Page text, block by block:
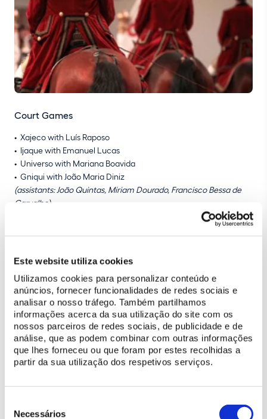
Este website utiliza cookies
Utilizamos cookies para personalizar conteúdo e
anúncios, fornecer funcionalidades de redes sociais e
analisar o nosso tráfego. Também partilhamos
informações acerca da sua utilização do site com os
nossos parceiros de redes sociais, de publicidade e de
análise, que as podem combinar com outras informações
que lhes forneceu ou que foram por estes recolhidas a
partir da sua utilização dos respetivos serviços.
Necessários
Court Games
Xajeco with Luís Raposo
Ijaque with Emanuel Lucas
Universo with Mariana Boavida
Gniqui with João Maria Diniz
(assistants: João Quintas, Miriam Dourado, Francisco Bessa de
Carvalho)
Hihufi with Nuno Vicente
Carousel
Elvético with Carlos Tomás
Hóbelix with Francisco Bessa de Carvalho
Jerarquico with João Maria Diniz
Icanto with Rui Almeida
Dourado with Luís Raposo